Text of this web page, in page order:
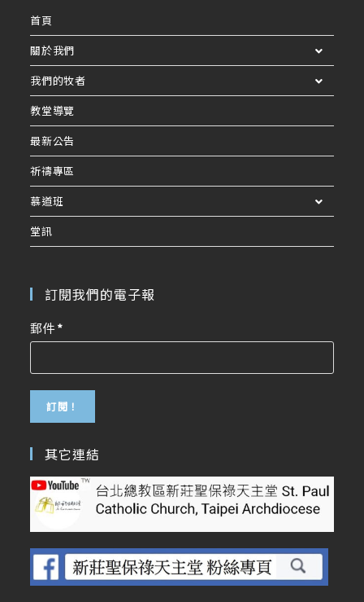
首頁
關於我們
我們的牧者
教堂導覽
最新公告
祈禱專區
慕道班
堂訊
訂閱我們的電子報
郵件*
其它連結